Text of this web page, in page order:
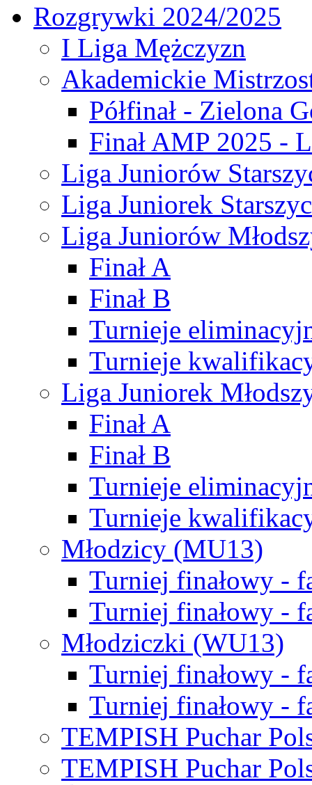
Rozgrywki 2024/2025
I Liga Mężczyzn
Akademickie
Półfinał - Zielona
Finał AMP 2025 -
Liga Juniorów
Liga Juniorek
Liga Juniorów
Finał A
Finał B
Turnieje
Turnieje
Liga Juniorek
Finał A
Finał B
Turnieje
Turnieje
Młodzicy (MU13)
Turniej finałowy -
Turniej finałowy -
Młodziczki (WU13)
Turniej finałowy -
Turniej finałowy -
TEMPISH Puchar
TEMPISH Puchar